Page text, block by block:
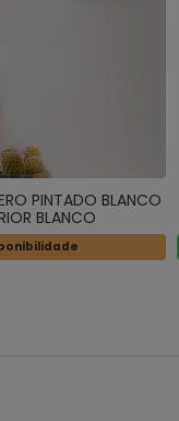
PINTADO BLANCO
BLANCO